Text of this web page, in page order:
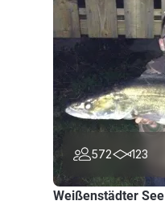
572 123
Weißenstädter See